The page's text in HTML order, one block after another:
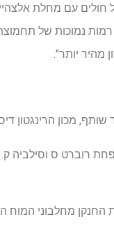
עם מחלת
רמות נמוכות של
מהיר יותר".
רוברט ס וסילביה
החנקן מחלבוני